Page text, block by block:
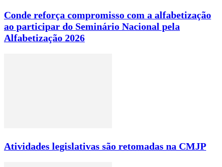
Conde reforça compromisso com a alfabetização
ao participar do Seminário Nacional pela
Alfabetização 2026
Atividades legislativas são retomadas na CMJP